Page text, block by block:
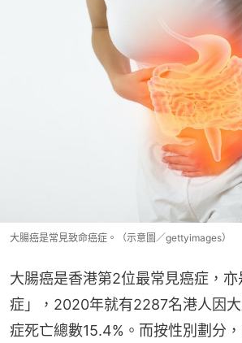
大腸癌是常見致命癌症。（示意圖／gettyimages）
大腸癌是香港第2位最常見癌症，
症」，2020年就有2287名港人因
症死亡總數15.4%。而按性別劃分